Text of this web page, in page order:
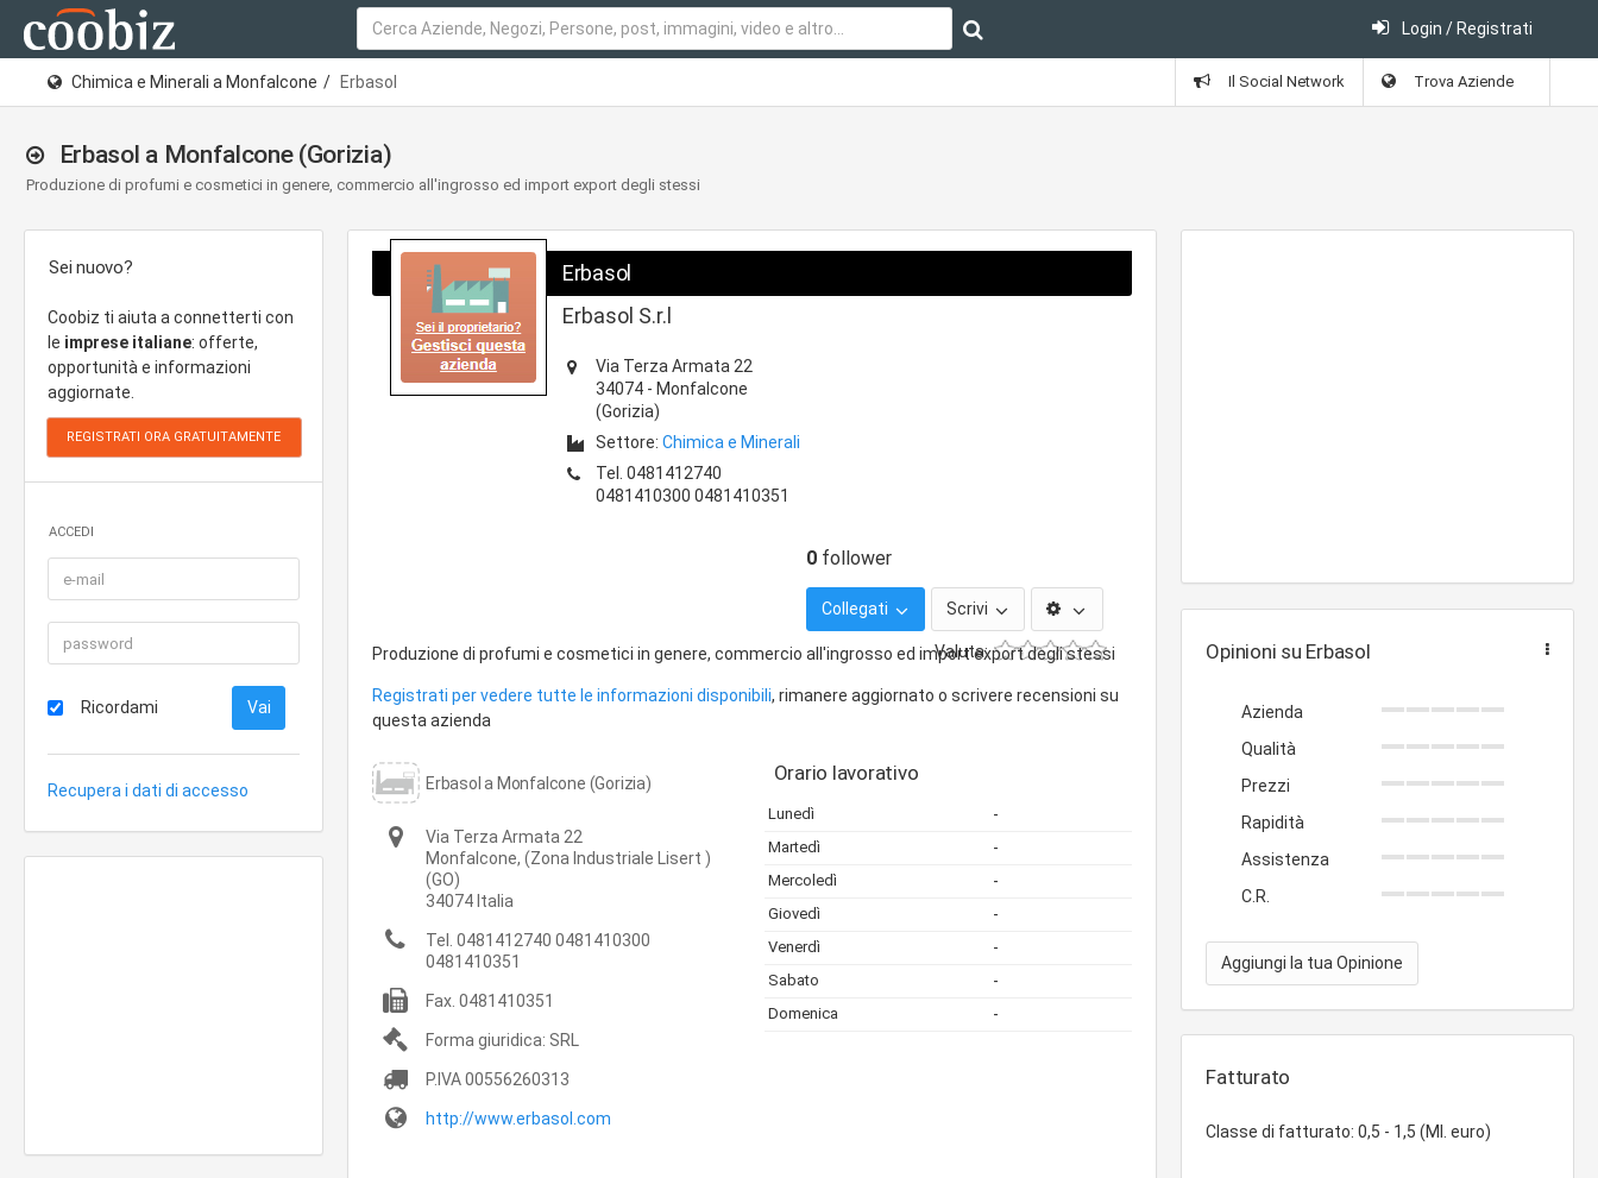
Login / Registrati
Chimica e Minerali a Monfalcone Erbasol Il Social Network Trova Aziende
Erbasol a Monfalcone (Gorizia)
Produzione di profumi e cosmetici in genere, commercio all'ingrosso ed import export degli stessi
Sei nuovo?
Coobiz ti aiuta a connetterti con
le imprese italiane: offerte,
opportunità e informazioni
aggiornate.
ACCEDI
Ricordami
Recupera i dati di accesso
Erbasol
Erbasol S.r.l
Via Terza Armata 22
34074 - Monfalcone
(Gorizia)
Settore: Chimica e Minerali
Tel. 0481412740
0481410300 0481410351
0 follower
Collegati Scrivi
Valuta:
Produzione di profumi e cosmetici in genere, commercio all'ingrosso ed import export degli stessi
Registrati per vedere tutte le informazioni disponibili, rimanere aggiornato o scrivere recensioni su
questa azienda
Erbasol a Monfalcone (Gorizia)
Via Terza Armata 22
Monfalcone, (Zona Industriale Lisert )
(GO)
34074 Italia
Tel. 0481412740 0481410300
0481410351
Fax. 0481410351
Forma giuridica: SRL
P.IVA00556260313
http://www.erbasol.com
Orario lavorativo
Lunedì -
Martedì -
Mercoledì -
Giovedì -
Venerdì -
Sabato -
Domenica -
Opinioni su Erbasol
Azienda
Qualità
Prezzi
Rapidità
Assistenza
C.R.
Aggiungi la tua Opinione
Fatturato
Classe di fatturato: 0,5 - 1,5 (Ml. euro)